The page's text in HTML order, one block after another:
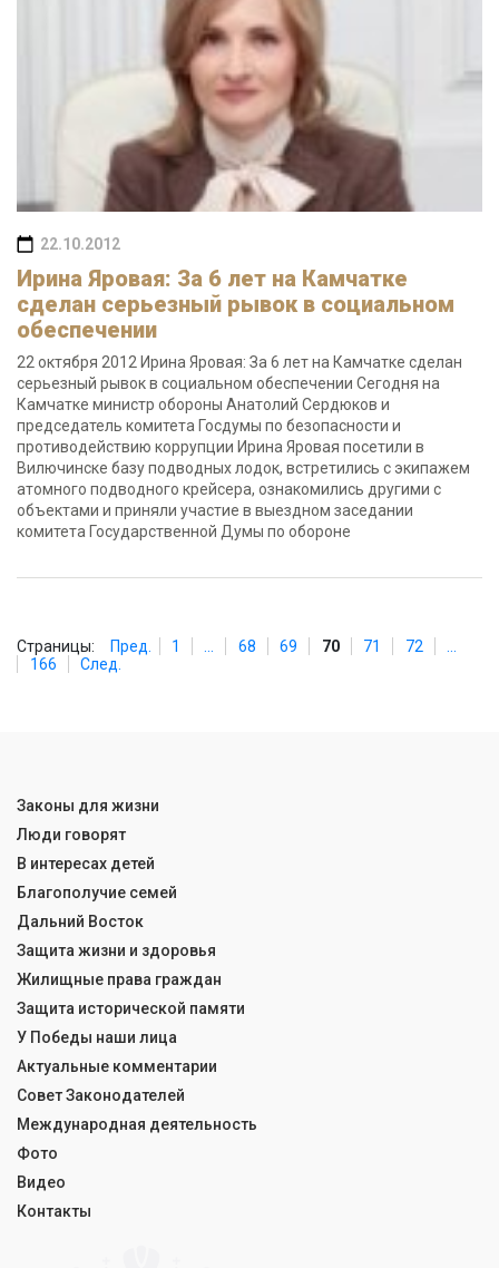
22.10.2012
Ирина Яровая: За 6 лет на Камчатке
сделан серьезный рывок в социальном
обеспечении
22 октября 2012 Ирина Яровая: За 6 лет на Камчатке сделан
серьезный рывок в социальном обеспечении Сегодня на
Камчатке министр обороны Анатолий Сердюков и
председатель комитета Госдумы по безопасности и
противодействию коррупции Ирина Яровая посетили в
Вилючинске базу подводных лодок, встретились с экипажем
атомного подводного крейсера, ознакомились другими с
объектами и приняли участие в выездном заседании
комитета Государственной Думы по обороне
Страницы: Пред. 1 68 69 70 71 72
166
След.
Законы для жизни
Люди говорят
В интересах детей
Благополучие семей
Дальний Восток
Защита жизни и здоровья
Жилищные права граждан
Защита исторической памяти
У Победы наши лица
Актуальные комментарии
Совет Законодателей
Международная деятельность
Фото
Видео
Контакты